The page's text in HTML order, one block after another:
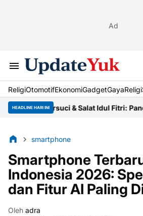
Ad
ReligiOtomotifEkonomiGadgetGayaReligi
HEADLINE HARI INI
Bersuci & Salat Idul Fitri: Panduan
smartphone
Smartphone
Indonesia 2026:
dan Fitur AI Paling
Oleh adra